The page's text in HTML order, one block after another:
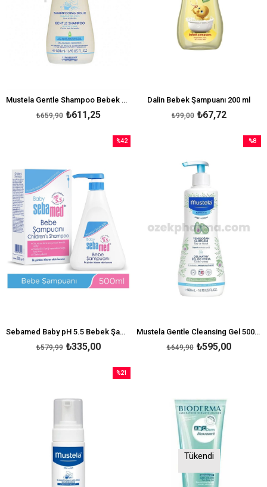
Mustela Gentle Shampoo Bebek Şampuan 500 ml
₺611,25
₺659,90
Dalin Bebek Şampuanı 200 ml
₺67,72
₺99,00
Sebamed Baby pH 5.5 Bebek Şampuanı 500 ml
₺335,00
₺579,99
%42
Mustela Gentle Cleansing Gel 500 ml-Yenidoğan Şampuanı
₺595,00
₺649,90
%8
%21
Tükendi